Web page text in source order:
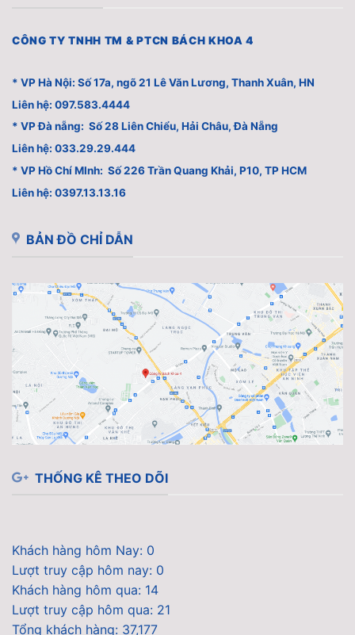
CÔNG TY TNHH TM & PTCN BÁCH KHOA 4
* VP Hà Nội: Số 17a, ngõ 21 Lê Văn Lương, Thanh Xuân, HN
Liên hệ: 097.583.4444
* VP Đà nẵng: Số 28 Liên Chiểu, Hải Châu, Đà Nẵng
Liên hệ: 033.29.29.444
* VP Hồ Chí MInh: Số 226 Trần Quang Khải, P10, TP HCM
Liên hệ: 0397.13.13.16
BẢN ĐỒ CHỈ DẪN
THỐNG KÊ THEO DÕI
Khách hàng hôm Nay: 0
Lượt truy cập hôm nay: 0
Khách hàng hôm qua: 14
Lượt truy cập hôm qua: 21
Tổng khách hàng: 37,177